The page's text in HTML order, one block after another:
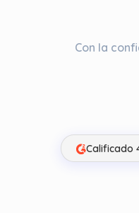
Con la
Calificado